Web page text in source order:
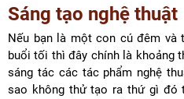
Sáng tạo nghệ thuật
Nếu bạn là một con cú đêm và
buổi tối thì đây chính là khoảng
sáng tác các tác phẩm nghệ
sao không thử tạo ra thứ gì đó